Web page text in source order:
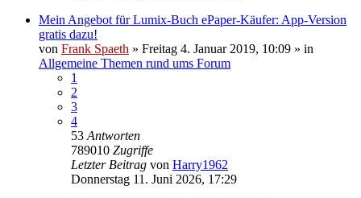
Mein Angebot für Lumix-Buch ePaper-Käufer: App-Version
gratis dazu!
von Frank Spaeth » Freitag 4. Januar 2019, 10:09 » in
Allgemeine Themen rund ums Forum
1
2
3
4
53 Antworten
789010 Zugriffe
Letzter Beitrag von Harry1962
Donnerstag 11. Juni 2026, 17:29